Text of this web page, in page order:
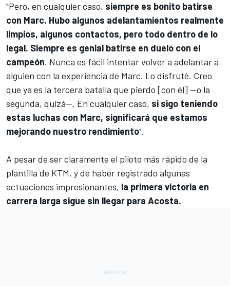
"Pero, en cualquier caso, siempre es bonito batirse
con Marc. Hubo algunos adelantamientos realmente
limpios, algunos contactos, pero todo dentro de lo
legal. Siempre es genial batirse en duelo con el
campeón. Nunca es fácil intentar volver a adelantar a
alguien con la experiencia de Marc. Lo disfruté. Creo
que ya es la tercera batalla que pierdo [con él] —o la
segunda, quizá—. En cualquier caso, si sigo teniendo
estas luchas con Marc, significará que estamos
mejorando nuestro rendimiento".
A pesar de ser claramente el piloto más rápido de la
plantilla de KTM, y de haber registrado algunas
actuaciones impresionantes, la primera victoria en
carrera larga sigue sin llegar para Acosta.